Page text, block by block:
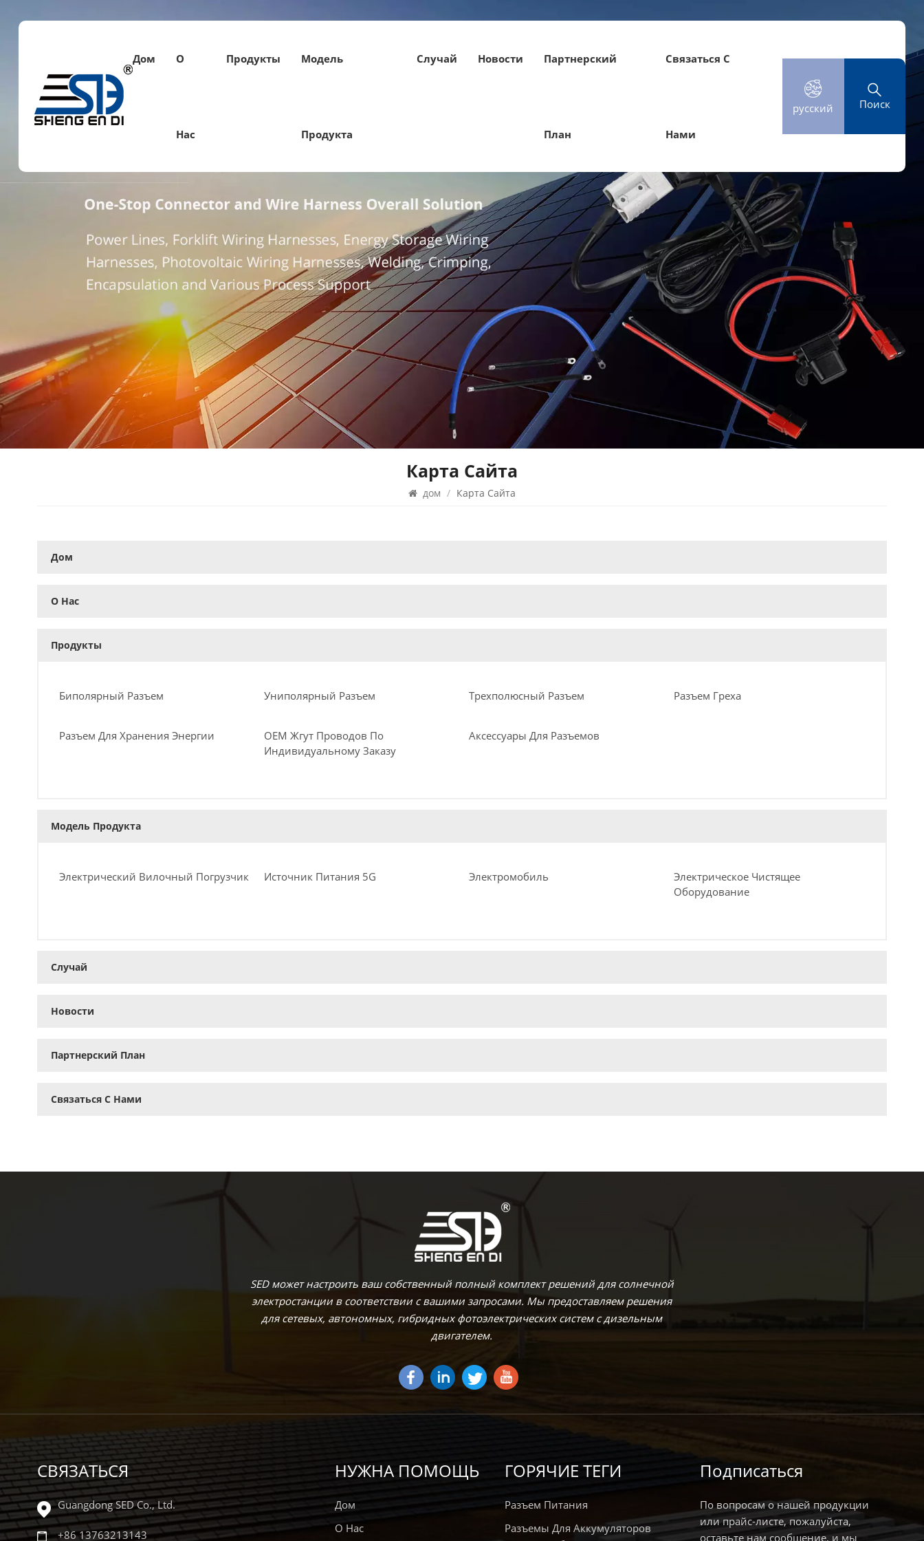
Дом О
Нас
Продукты Модель
Продукта
Случай Новости Партнерский
План
Связаться С
Нами
русский Поиск
Карта Сайта
дом / Карта Сайта
Дом
О Нас
Продукты
Биполярный Разъем Униполярный Разъем Трехполюсный Разъем Разъем Греха
Разъем Для Хранения Энергии
OEM Жгут Проводов По
Индивидуальному Заказу
Аксессуары Для Разъемов
Модель Продукта
Электрический Вилочный Погрузчик Источник Питания 5G Электромобиль
Электрическое Чистящее
Оборудование
Случай
Новости
Партнерский План
Связаться С Нами
SED может настроить ваш собственный полный комплект решений для солнечной
электростанции в соответствии с вашими запросами. Мы предоставляем решения
для сетевых, автономных, гибридных фотоэлектрических систем с дизельным
двигателем.
СВЯЗАТЬСЯ
Guangdong SED Co., Ltd.
+86 13763213143
НУЖНА ПОМОЩЬ
Дом
О Нас
ГОРЯЧИЕ ТЕГИ
Разъем Питания
Разъемы Для Аккумуляторов
Подписаться
По вопросам о нашей продукции
или прайс-листе, пожалуйста,
оставьте нам сообщение, и мы